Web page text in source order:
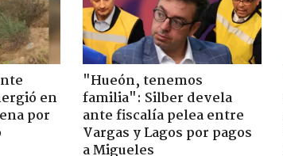
en
por
"Hueón, tenemos
familia": Silber devela
ante fiscalía pelea entre
Vargas y Lagos por pagos
a Migueles